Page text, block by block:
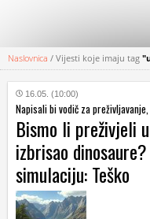
KATEGORIJE
HRVATSKI
WEB
Naslovnica / Vijesti koje imaju tag
16.05. (10:00)
Napisali bi vodič za
Bismo li preživjeli
izbrisao
simulaciju: Teško